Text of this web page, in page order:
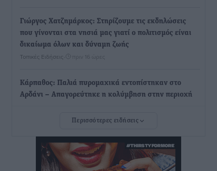
Γιώργος Χατζημάρκος: Στηρίζουμε τις εκδηλώσεις
που γίνονται στα νησιά μας γιατί ο πολιτισμός είναι
δικαίωμα όλων και δύναμη ζωής
Τοπικές Ειδήσεις πριν 16 ώρες
Κάρπαθος: Παλιά πυρομαχικά εντοπίστηκαν στο
Αρδάνι – Απαγορεύτηκε η κολύμβηση στην περιοχή
εφησυχασμού» – Σε πλήρη ετοιμότητα ο μηχανισμός
• πριν 17 ώρες
Περισσότερες ειδήσεις